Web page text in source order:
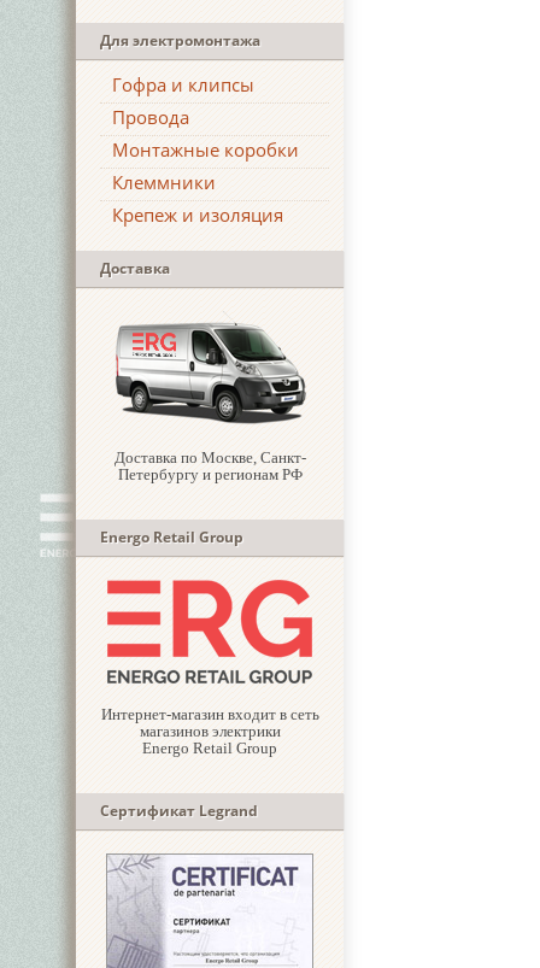
Для электромонтажа
Гофра и клипсы
Провода
Монтажные коробки
Клеммники
Крепеж и изоляция
Доставка
Доставка по Москве, Санкт-
Петербургу и регионам РФ
Energo Retail Group
Интернет-магазин входит в сеть
магазинов электрики
Energo Retail Group
Сертификат Legrand